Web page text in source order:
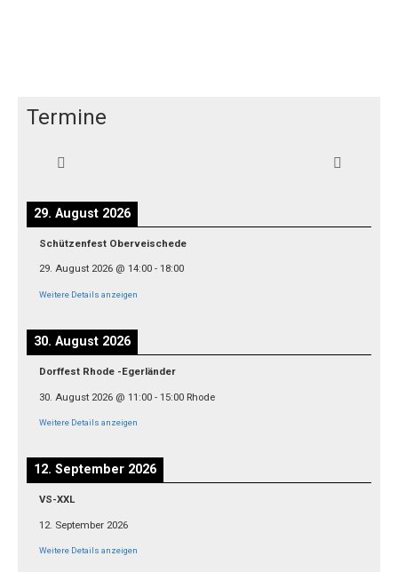
Termine
29. August 2026
Schützenfest Oberveischede
29. August 2026 @ 14:00 - 18:00
Weitere Details anzeigen
30. August 2026
Dorffest Rhode -Egerländer
30. August 2026 @ 11:00 - 15:00 Rhode
Weitere Details anzeigen
12. September 2026
VS-XXL
12. September 2026
Weitere Details anzeigen